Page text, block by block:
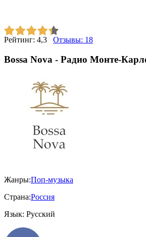
Рейтинг: 4,3 Отзывы: 18
Bossa Nova - Радио Монте-
Жанры:Поп-музыка
Страна:Россия
Язык: Русский